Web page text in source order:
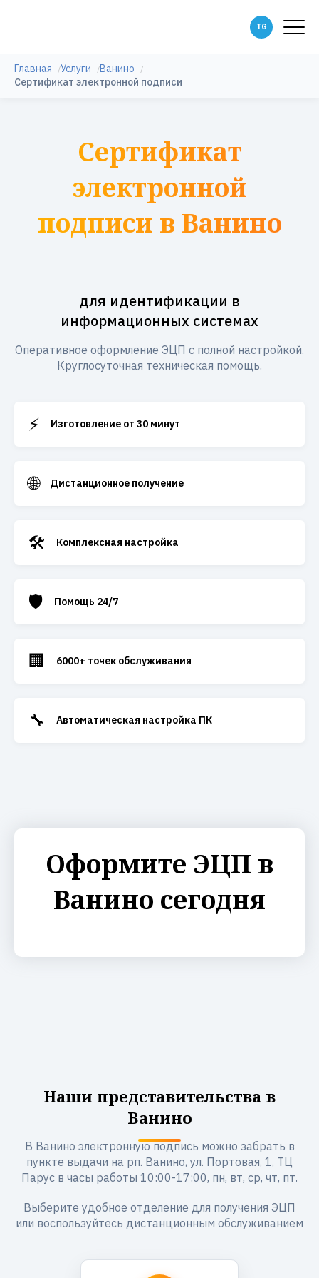
Главная Услуги
Ванино
Сертификат электронной подписи
Сертификат
электронной
подписи в Ванино
для идентификации в
информационных системах
Оперативное оформление ЭЦП с полной настройкой.
Круглосуточная техническая помощь.
⚡ Изготовление от 30 минут
🌐 Дистанционное получение
🛠️ Комплексная настройка
🛡️ Помощь 24/7
🏢 6000+ точек обслуживания
🔧 Автоматическая настройка ПК
Оформите ЭЦП в
Ванино сегодня
Наши представительства в
Ванино
В Ванино электронную подпись можно забрать в
пункте выдачи на рп. Ванино, ул. Портовая, 1, ТЦ
Парус в часы работы 10:00-17:00, пн, вт, ср, чт, пт.
Выберите удобное отделение для получения ЭЦП
или воспользуйтесь дистанционным обслуживанием